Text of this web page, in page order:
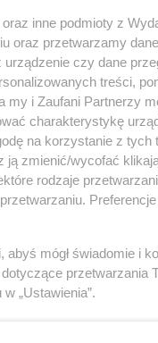
kupić?
wraz z ich
Sprawdziliśmy też
inne podmioty z
oraz przetwarzamy
czy dane
treści,
my i Zaufani Partnerzy
charakterystykę
na korzystanie z tych
ją zmienić/wycofać
rodzaje
abyś mógł świadomie i
przetwarzania
„Ustawienia”.